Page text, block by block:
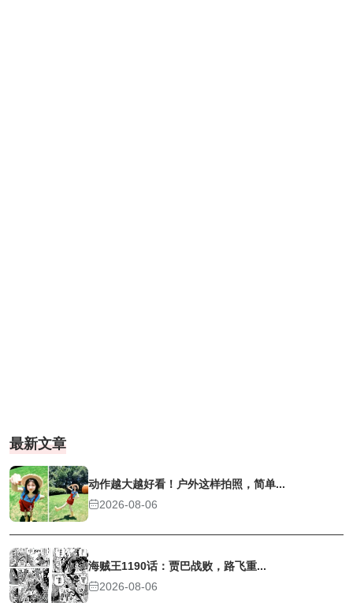
最新文章
动作越大越好看！户外这样拍照，简单...
2026-08-06
海贼王1190话：贾巴战败，路飞重...
2026-08-06